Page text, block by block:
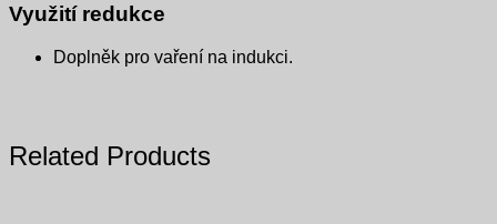
Využití redukce
Doplněk pro vaření na indukci.
Related Products